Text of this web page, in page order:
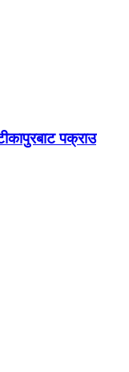
पक्राउ